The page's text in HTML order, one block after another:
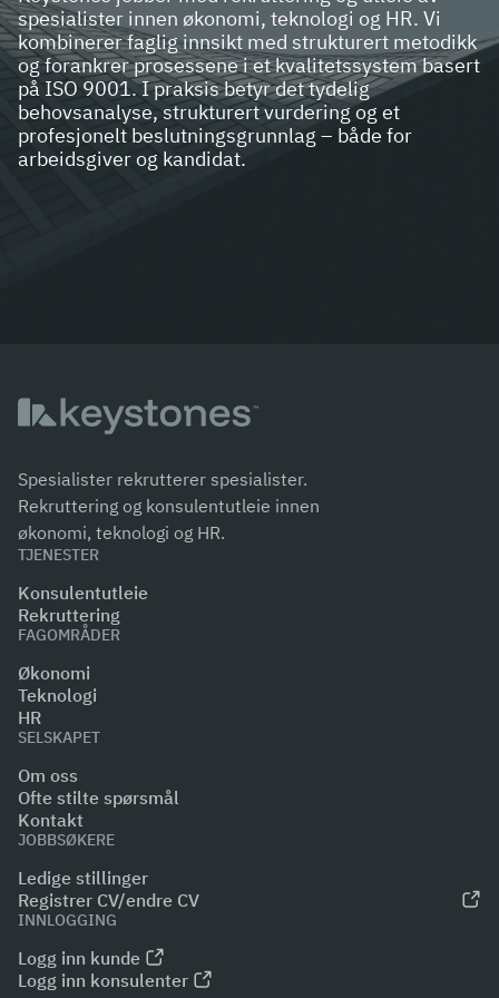
spesialister innen økonomi, teknologi og HR. Vi
kombinerer faglig innsikt med strukturert metodikk
og forankrer prosessene i et kvalitetssystem basert
på ISO 9001. I praksis betyr det tydelig
behovsanalyse, strukturert vurdering og et
profesjonelt beslutningsgrunnlag – både for
arbeidsgiver og kandidat.
Spesialister rekrutterer spesialister.
Rekruttering og konsulentutleie innen
økonomi, teknologi og HR.
TJENESTER
Konsulentutleie
Rekruttering
FAGOMRÅDER
Økonomi
Teknologi
HR
SELSKAPET
Om oss
Ofte stilte spørsmål
Kontakt
JOBBSØKERE
Ledige stillinger
Registrer CV/endre CV
INNLOGGING
Logg inn kunde
Logg inn konsulenter